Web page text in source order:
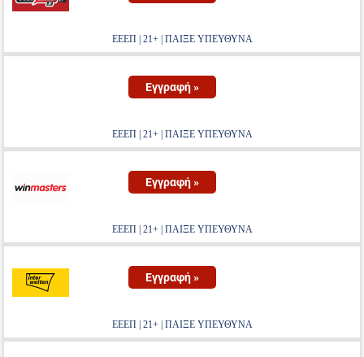
ΕΕΕΠ | 21+ | ΠΑΙΞΕ ΥΠΕΥΘΥΝΑ
Εγγραφή »
ΕΕΕΠ | 21+ | ΠΑΙΞΕ ΥΠΕΥΘΥΝΑ
Εγγραφή »
ΕΕΕΠ | 21+ | ΠΑΙΞΕ ΥΠΕΥΘΥΝΑ
Εγγραφή »
ΕΕΕΠ | 21+ | ΠΑΙΞΕ ΥΠΕΥΘΥΝΑ